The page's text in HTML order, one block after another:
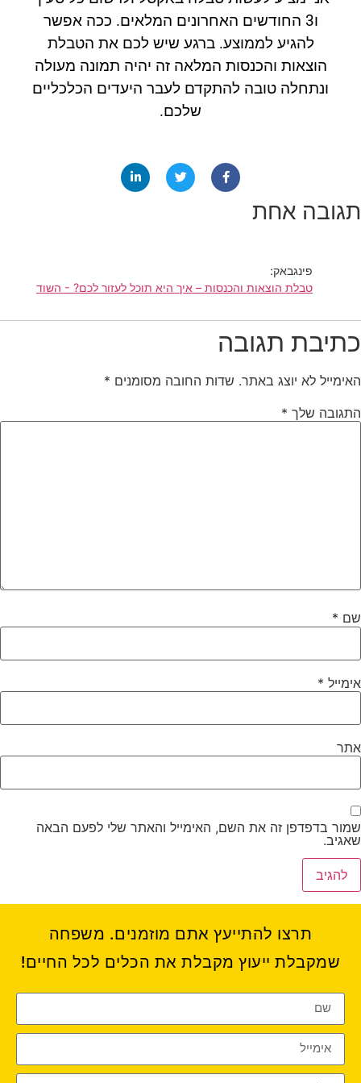
ו3 החודשים האחרונים המלאים. ככה אפשר
להגיע לממוצע. ברגע שיש לכם את הטבלת
הוצאות והכנסות המלאה זה יהיה תמונה מעולה
ונתחלה טובה להתקדם לעבר היעדים הכלכליים
שלכם.
תגובה אחת
פינגבאק:
טבלת הוצאות והכנסות – איך היא תוכל לעזור לכם? - השוד
כתיבת תגובה
האימייל לא יוצג באתר. שדות החובה מסומנים *
התגובה שלך *
שם *
אימייל *
אתר
שמור בדפדפן זה את השם, האימייל והאתר שלי לפעם הבאה
שאגיב.
תרצו להתייעץ אתם מוזמנים. משפחה
שמקבלת ייעוץ מקבלת את הכלים לכל החיים!